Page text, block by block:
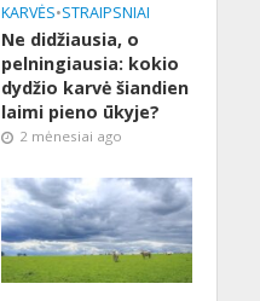
KARVĖS•STRAIPSNIAI
Ne didžiausia, o
pelningiausia: kokio
dydžio karvė šiandien
laimi pieno ūkyje?
2 mėnesiai ago